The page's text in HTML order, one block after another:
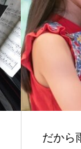
だから